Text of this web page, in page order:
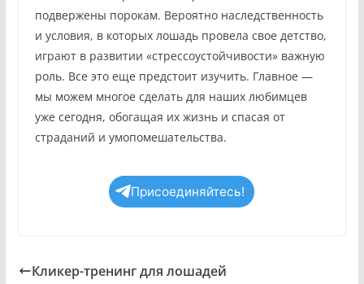
подвержены порокам. Вероятно наследственность
и условия, в которых лошадь провела свое детство,
играют в развитии «стрессоустойчивости» важную
роль. Все это еще предстоит изучить. Главное —
мы можем многое сделать для наших любимцев
уже сегодня, обогащая их жизнь и спасая от
страданий и умопомешательства.
Присоединяйтесь!
Кликер-тренинг для лошадей